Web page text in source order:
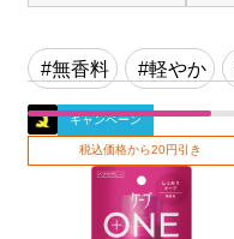
#無香料 #軽やか
キャンペーン
税込価格から20円引き